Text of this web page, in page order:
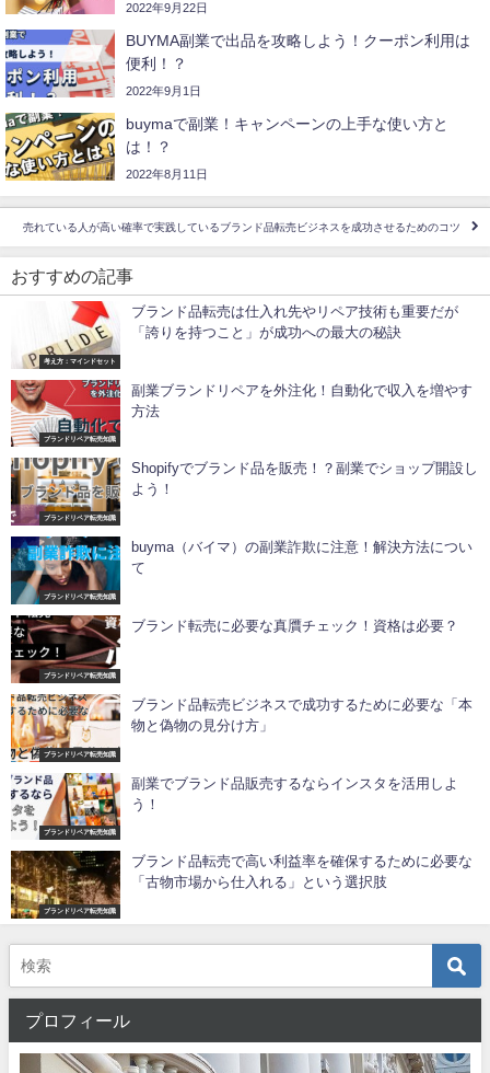
2022年9月22日
BUYMA副業で出品を攻略しよう！クーポン利用は
便利！？
2022年9月1日
buymaで副業！キャンペーンの上手な使い方と
は！？
2022年8月11日
売れている人が高い確率で実践しているブランド品転売ビジネスを成功させるためのコツ
おすすめの記事
考え方：マインドセット
ブランド品転売は仕入れ先やリペア技術も重要だが
「誇りを持つこと」が成功への最大の秘訣
ブランドリペア転売知識
副業ブランドリペアを外注化！自動化で収入を増やす
方法
ブランドリペア転売知識
Shopifyでブランド品を販売！？副業でショップ開設し
よう！
ブランドリペア転売知識
buyma（バイマ）の副業詐欺に注意！解決方法につい
て
ブランドリペア転売知識
ブランド転売に必要な真贋チェック！資格は必要？
ブランドリペア転売知識
ブランド品転売ビジネスで成功するために必要な「本
物と偽物の見分け方」
ブランドリペア転売知識
副業でブランド品販売するならインスタを活用しよ
う！
ブランドリペア転売知識
ブランド品転売で高い利益率を確保するために必要な
「古物市場から仕入れる」という選択肢
プロフィール